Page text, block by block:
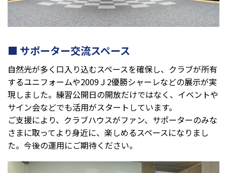
サポーター交流スペース
自然光が多く口入り込むスペースを確保し、クラブが所有
するユニフォームや2009Ｊ2優勝シャーレなどの展示が実
現しました。練習公開日の開放だけではなく、イベントや
サイン会などでも活用がスタートしています。
ご支援により、クラブハウスがファン、サポーターのみな
さまに取ってより身近に、楽しめるスペースになりまし
た。今後の運用にご期待ください。